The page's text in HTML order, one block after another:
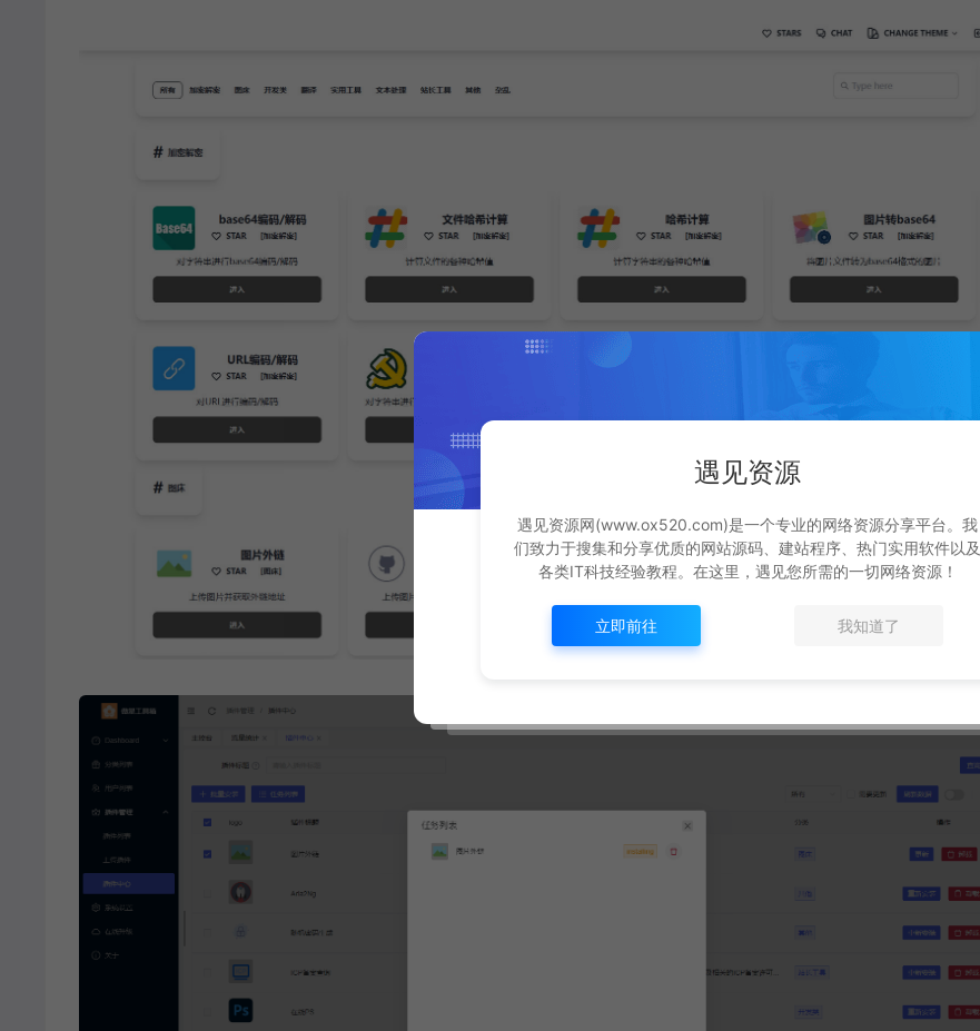
遇见资源
遇见资源网(www.ox520.com)是一个专业的网络资源分享平台。我
们致力于搜集和分享优质的网站源码、建站程序、热门实用软件以及
各类IT科技经验教程。在这里，遇见您所需的一切网络资源！
立即前往 我知道了